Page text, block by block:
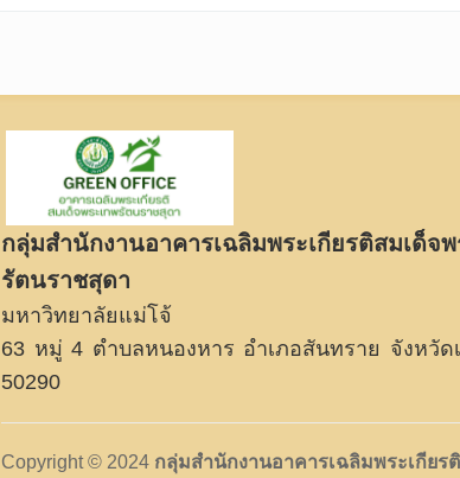
กลุ่มสำนักงานอาคารเฉลิมพระเกียรติสมเด็จพ
รัตนราชสุดา
มหาวิทยาลัยแม่โจ้
63 หมู่ 4 ตำบลหนองหาร อำเภอสันทราย จังหวัด
50290
Copyright © 2024 กลุ่มสำนักงานอาคารเฉลิมพระเกียร